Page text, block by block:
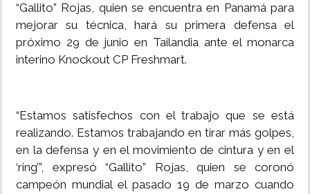
“Gallito” Rojas, quien se encuentra en Panamá para
mejorar su técnica, hará su primera defensa el
próximo 29 de junio en Tailandia ante el monarca
interino Knockout CP Freshmart.
“Estamos satisfechos con el trabajo que se está
realizando. Estamos trabajando en tirar más golpes,
en la defensa y en el movimiento de cintura y en el
‘ring’”, expresó “Gallito” Rojas, quien se coronó
campeón mundial el pasado 19 de marzo cuando